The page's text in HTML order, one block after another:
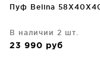
Пуф Belina
В наличии 2 шт.
23 990 руб